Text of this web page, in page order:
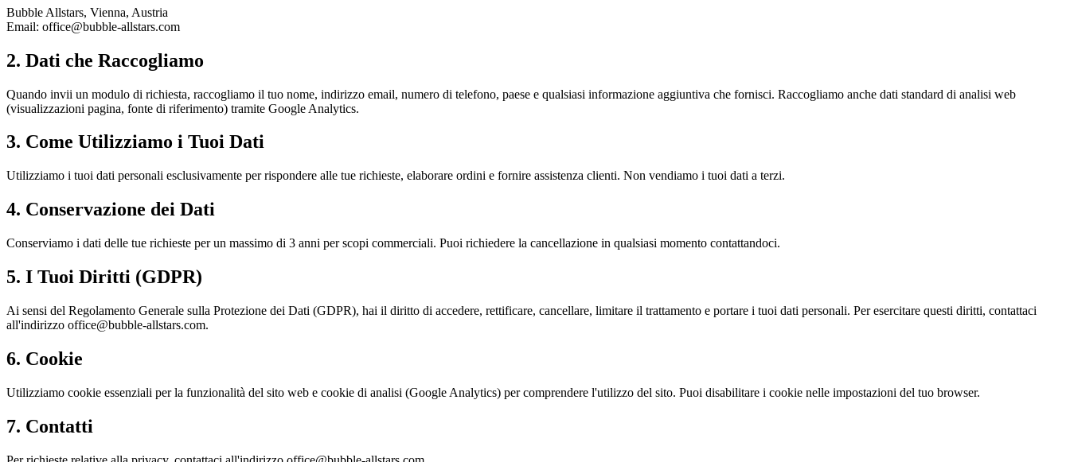
Bubble Allstars, Vienna, Austria
Email: office@bubble-allstars.com
2. Dati che Raccogliamo
Quando invii un modulo di richiesta, raccogliamo il tuo nome, indirizzo email, numero di telefono, paese e qualsiasi informazione aggiuntiva che fornisci. Raccogliamo anche dati standard di analisi web
(visualizzazioni pagina, fonte di riferimento) tramite Google Analytics.
3. Come Utilizziamo i Tuoi Dati
Utilizziamo i tuoi dati personali esclusivamente per rispondere alle tue richieste, elaborare ordini e fornire assistenza clienti. Non vendiamo i tuoi dati a terzi.
4. Conservazione dei Dati
Conserviamo i dati delle tue richieste per un massimo di 3 anni per scopi commerciali. Puoi richiedere la cancellazione in qualsiasi momento contattandoci.
5. I Tuoi Diritti (GDPR)
Ai sensi del Regolamento Generale sulla Protezione dei Dati (GDPR), hai il diritto di accedere, rettificare, cancellare, limitare il trattamento e portare i tuoi dati personali. Per esercitare questi diritti, contattaci
all'indirizzo office@bubble-allstars.com.
6. Cookie
Utilizziamo cookie essenziali per la funzionalità del sito web e cookie di analisi (Google Analytics) per comprendere l'utilizzo del sito. Puoi disabilitare i cookie nelle impostazioni del tuo browser.
7. Contatti